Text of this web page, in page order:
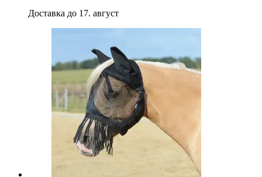
Доставка до 17. август